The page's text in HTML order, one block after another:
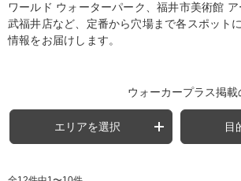
ワールド ウォーターパーク、福井市美術館
武福井店など、定番から穴場まで各スポット
情報をお届けします。
ウォーカープラス掲
エリアを選択 目